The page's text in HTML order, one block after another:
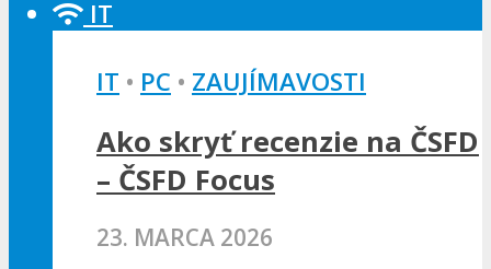
IT
IT • PC • ZAUJÍMAVOSTI
Ako skryť recenzie na ČSFD
– ČSFD Focus
23. MARCA 2026